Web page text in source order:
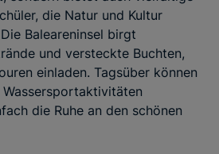
die Natur und Kultur
Baleareninsel birgt
und versteckte Buchten,
einladen. Tagsüber können
die Ruhe an den schönen